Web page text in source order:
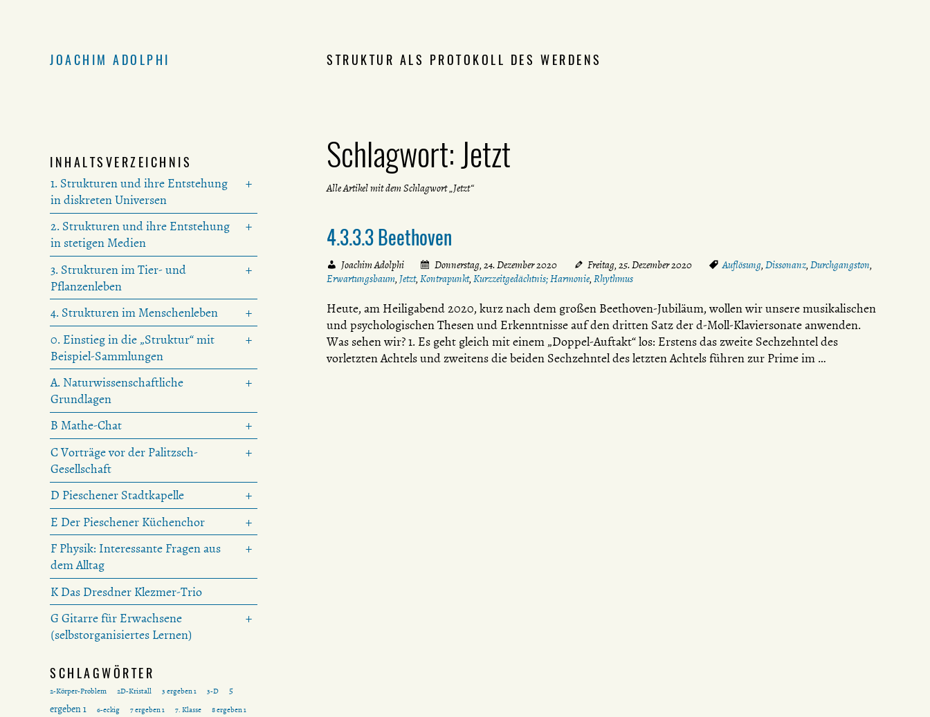
JOACHIM ADOLPHI STRUKTUR ALS PROTOKOLL DES WERDENS
Schlagwort: Jetzt
Alle Artikel mit dem Schlagwort „Jetzt“
4.3.3.3 Beethoven
Joachim Adolphi Donnerstag, 24. Dezember 2020 Freitag, 25. Dezember 2020 Auflösung,Dissonanz,Durchgangston,
Erwartungsbaum, Jetzt, Kontrapunkt, Kurzzeitgedächtnis; Harmonie, Rhythmus
Heute, am Heiligabend 2020, kurz nach dem großen Beethoven-Jubiläum, wollen wir unsere musikalischen
und psychologischen Thesen und Erkenntnisse auf den dritten Satz der d-Moll-Klaviersonate anwenden.
Was sehen wir? 1. Es geht gleich mit einem „Doppel-Auftakt“ los: Erstens das zweite Sechzehntel des
vorletzten Achtels und zweitens die beiden Sechzehntel des letzten Achtels führen zur Prime im …
INHALTSVERZEICHNIS
1. Strukturen und ihre Entstehung
in diskreten Universen
2. Strukturen und ihre Entstehung
in stetigen Medien
3. Strukturen im Tier- und
Pflanzenleben
4. Strukturen im Menschenleben
0. Einstieg in die „Struktur“ mit
Beispiel-Sammlungen
A. Naturwissenschaftliche
Grundlagen
B Mathe-Chat
C Vorträge vor der Palitzsch-
Gesellschaft
D Pieschener Stadtkapelle
E Der Pieschener Küchenchor
F Physik: Interessante Fragen aus
dem Alltag
K Das Dresdner Klezmer-Trio
G Gitarre für Erwachsene
(selbstorganisiertes Lernen)
SCHLAGWÖRTER
2-Körper-Problem 2D-Kristall 3 ergeben 1 3-D
5
ergeben 1
6-eckig 7 ergeben 1 7. Klasse 8 ergeben 1